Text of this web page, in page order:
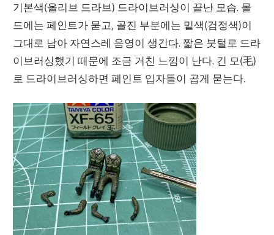
기본색(올리브 드라브) 드라이브러싱이 끝난 모습. 몰
드에는 페인트가 묻고, 골진 부분에는 밑색(검정색)이
그대로 남아 자연스레 음영이 생긴다. 짧은 붓털로 드라
이브러싱했기 때문에 조금 거친 느낌이 난다. 긴 모(毛)
로 드라이브러싱하면 페인트 입자들이 곱게 묻는다.